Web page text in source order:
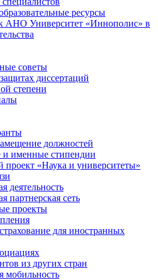
ресурсы
АНО Университет «Иннополис» в
советы
диссертаций
степени
должностей
и именные стипендии
«Наука и университеты»
деятельность
партнерская сеть
проекты
для иностранных
из других стран
мобильность